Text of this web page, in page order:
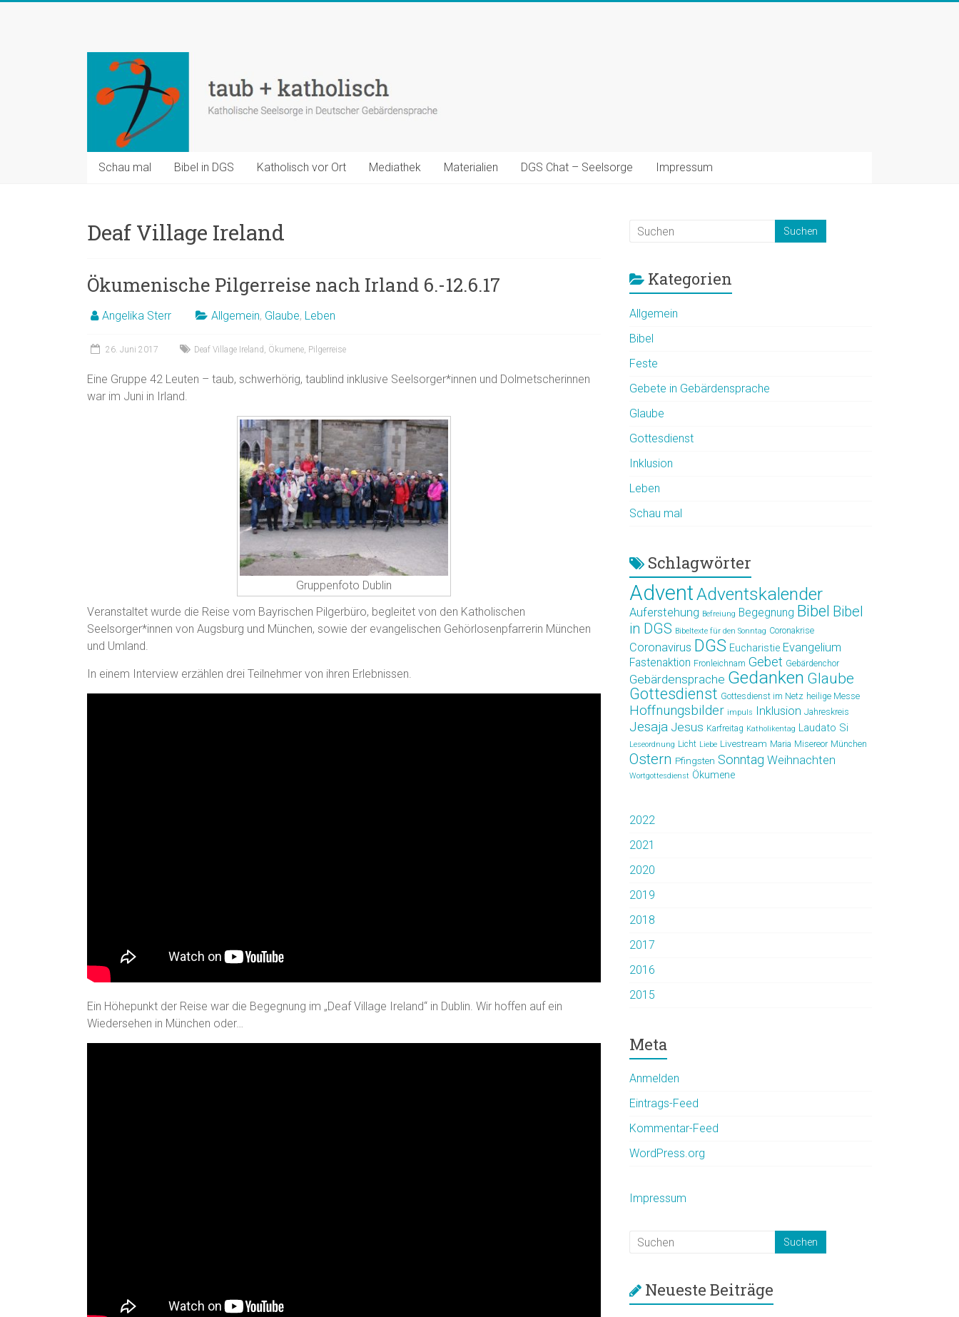
taub
katholisch
Katholische
Seelsorge
Schau mal Bibel in DGS Katholisch vor Ort Mediathek Materialien DGS Chat – Seelsorge Impressum
Deaf Village Ireland
Ökumenische Pilgerreise nach Irland 6.-12.6.17
Angelika Sterr Allgemein, Glaube, Leben
26. Juni 2017 Deaf Village Ireland , Ökumene, Pilgerreise
Eine Gruppe 42 Leuten – taub, schwerhörig, taublind inklusive Seelsorger*innen und Dolmetscherinnen
war im Juni in Irland.
Gruppenfoto Dublin
Veranstaltet wurde die Reise vom Bayrischen Pilgerbüro, begleitet von den Katholischen
Seelsorger*innen von Augsburg und München, sowie der evangelischen Gehörlosenpfarrerin München
und Umland.
In einem Interview erzählen drei Teilnehmer von ihren Erlebnissen.
Ein Höhepunkt der Reise war die Begegnung im „Deaf Village Ireland“ in Dublin. Wir hoffen auf ein
Wiedersehen in München oder…
Kategorien
Allgemein
Bibel
Feste
Gebete in Gebärdensprache
Glaube
Gottesdienst
Inklusion
Leben
Schau mal
Schlagwörter
AdventAdventskalender
Auferstehung Befreiung Begegnung Bibel Bibel
in DGS Bibeltexte für den Sonntag Coronakrise
Coronavirus DGS Eucharistie Evangelium
Fastenaktion Fronleichnam Gebet Gebärdenchor
Gebärdensprache Gedanken Glaube
Gottesdienst Gottesdienst im Netz heilige Messe
Hoffnungsbilder impuls Inklusion Jahreskreis
Jesaja Jesus Karfreitag Katholikentag Laudato Si
Leseordnung Licht Liebe Livestream Maria Misereor München
Ostern Pfingsten Sonntag Weihnachten
Wortgottesdienst Ökumene
2022
2021
2020
2019
2018
2017
2016
2015
Meta
Anmelden
Eintrags-Feed
Kommentar-Feed
WordPress.org
Impressum
Neueste Beiträge